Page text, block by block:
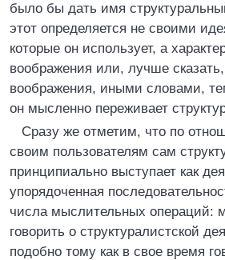
было бы дать имя
этот определяется не своими
которые он использует, а
воображения или, лучше
воображения, иными словами,
он мысленно переживает
Сразу же отметим, что по
своим пользователям сам
принципиально выступает как
упорядоченная
числа мыслительных операций:
говорить о структуралистской
подобно тому как в свое время